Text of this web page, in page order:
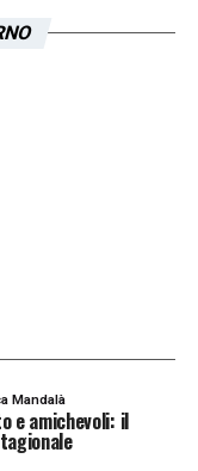
Mandalà
e amichevoli: il